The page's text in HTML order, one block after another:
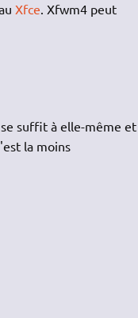
Xfce. Xfwm4 peut
suffit à elle-même et
la moins